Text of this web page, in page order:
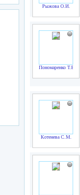
Рыжова О.И.
Пономаренко Т.В.
Котенева С.М.